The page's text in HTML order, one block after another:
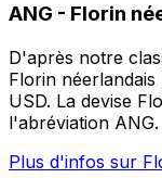
ANG - Florin
D'après notre
Florin
USD. La devise
l'abréviation ANG.
Plus d'infos sur